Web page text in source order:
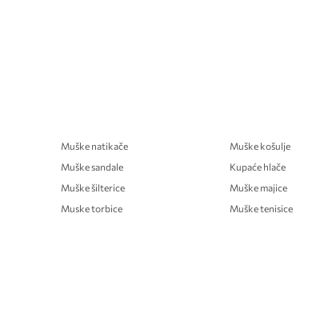
Muške natikače
Muške sandale
Muške šilterice
Muske torbice
Muške košulje
Kupaće hlače
Muške majice
Muške tenisice